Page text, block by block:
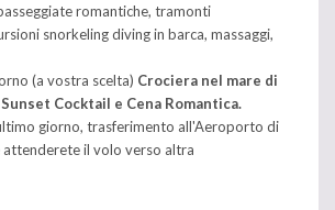
romantiche, tramonti
snorkeling diving in barca, massaggi,
(a vostra scelta) Crociera nel mare di
Cocktail e Cena Romantica.
giorno, trasferimento all'Aeroporto di
attenderete il volo verso altra